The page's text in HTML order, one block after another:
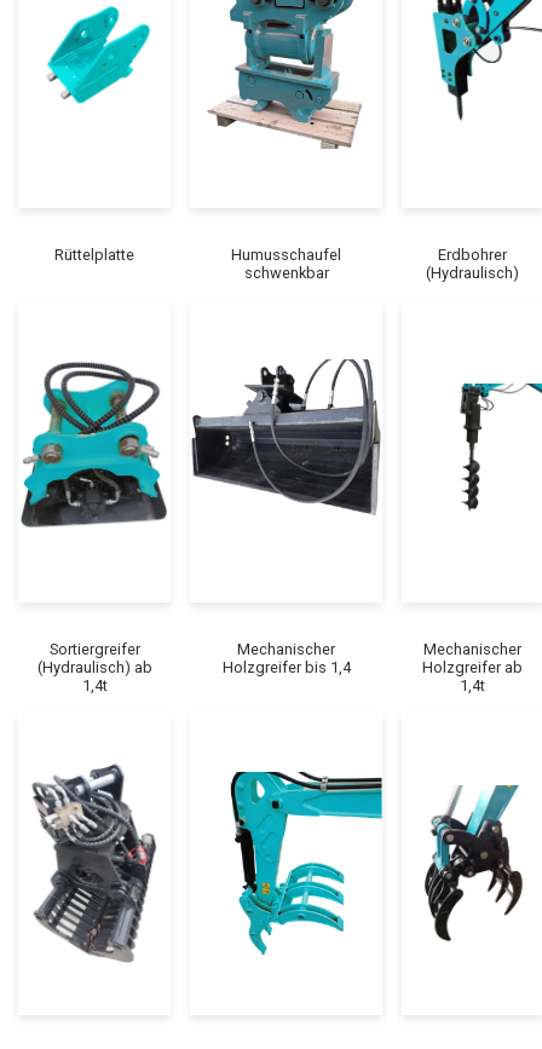
Rüttelplatte
Humusschaufel
schwenkbar
Erdbohrer
(Hydraulisch)
Sortiergreifer
(Hydraulisch) ab
1,4t
Mechanischer
Holzgreifer bis 1,4
Mechanischer
Holzgreifer ab
1,4t